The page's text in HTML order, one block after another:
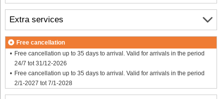
Extra services
Free cancellation
Free cancellation up to 35 days to arrival. Valid for arrivals in the period
24/7 tot 31/12-2026
Free cancellation up to 35 days to arrival. Valid for arrivals in the period
2/1-2027 tot 7/1-2028